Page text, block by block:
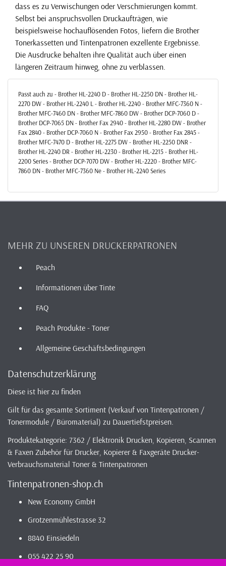
dass es zu Verwischungen oder Verschmierungen kommt.
Selbst bei anspruchsvollen Druckaufträgen, wie
beispielsweise hochauflösenden Fotos, liefern die Brother
Tonerkassetten und Tintenpatronen exzellente Ergebnisse.
Die Ausdrucke behalten ihre Qualität auch über einen
längeren Zeitraum hinweg, ohne zu verblassen.
Passt auch zu - Brother HL-2240 D - Brother HL-2250 DN - Brother HL-
2270 DW - Brother HL-2240 L - Brother HL-2240 - Brother MFC-7360 N -
Brother MFC-7460 DN - Brother MFC-7860 DW - Brother DCP-7060 D -
Brother DCP-7065 DN - Brother Fax 2940 - Brother HL-2280 DW - Brother
Fax 2840 - Brother DCP-7060 N - Brother Fax 2950 - Brother Fax 2845 -
Brother MFC-7470 D - Brother HL-2275 DW - Brother HL-2250 DNR -
Brother HL-2240 DR - Brother HL-2230 - Brother HL-2215 - Brother HL-
2200 Series - Brother DCP-7070 DW - Brother HL-2220 - Brother MFC-
7860 DN - Brother MFC-7360 Ne - Brother HL-2240 Series
MEHR ZU UNSEREN DRUCKERPATRONEN
Peach
Informationen über Tinte
FAQ
Peach Produkte - Toner
Allgemeine Geschäftsbedingungen
Datenschutzerklärung
Diese ist hier zu finden
Gilt für das gesamte Sortiment (Verkauf von Tintenpatronen /
Tonermodule / Büromaterial) zu Dauertiefstpreisen.
Produktekategorie: 7362 / Elektronik Drucken, Kopieren, Scannen
& Faxen Zubehör für Drucker, Kopierer & Faxgeräte Drucker-
Verbrauchsmaterial Toner & Tintenpatronen
Tintenpatronen-shop.ch
New Economy GmbH
Grotzenmühlestrasse 32
8840 Einsiedeln
055 422 25 90